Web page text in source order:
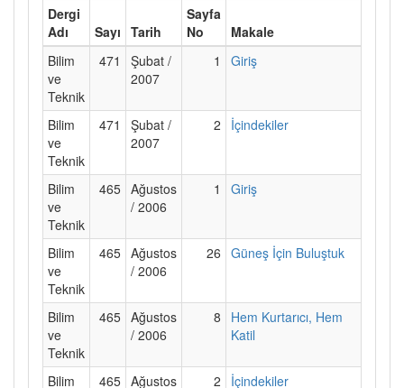
Dergi
Adı
Sayı Tarih
Sayfa
No
Makale
Bilim
ve
Teknik
471
Şubat /
2007
1 Giriş
Bilim
ve
Teknik
471
Şubat /
2007
2 İçindekiler
Bilim
ve
Teknik
465 Ağustos
/ 2006
1 Giriş
Bilim
ve
Teknik
465 Ağustos
/ 2006
26 Güneş İçin Buluştuk
Bilim
ve
Teknik
465 Ağustos
/ 2006
8
Hem Kurtarıcı, Hem
Katil
Bilim 465 Ağustos 2 İçindekiler